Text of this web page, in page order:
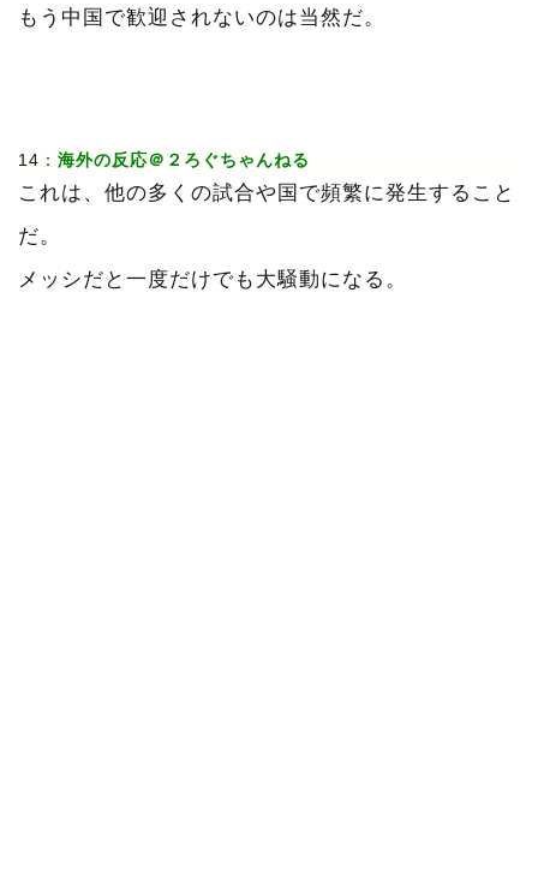
もう中国で歓迎されないのは当然だ。
14： 海外の反応＠２ろぐちゃんねる
これは、他の多くの試合や国で頻繁に発生すること
だ。
メッシだと一度だけでも大騒動になる。